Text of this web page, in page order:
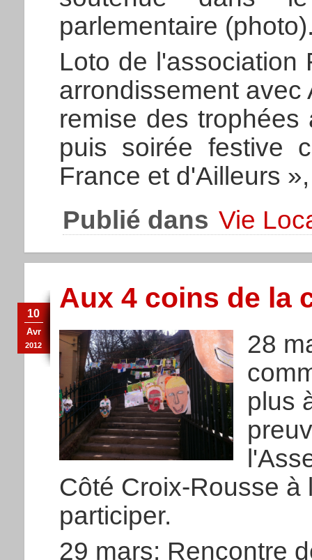
parlementaire
Loto de l'association
arrondissement
remise des
puis soirée festive
France et d'Ailleurs
Publié dans Vie
Aux 4 coins de la
10
Avr
2012
28
plus
Côté Croix-Rousse à
participer.
29 mars: Rencontre